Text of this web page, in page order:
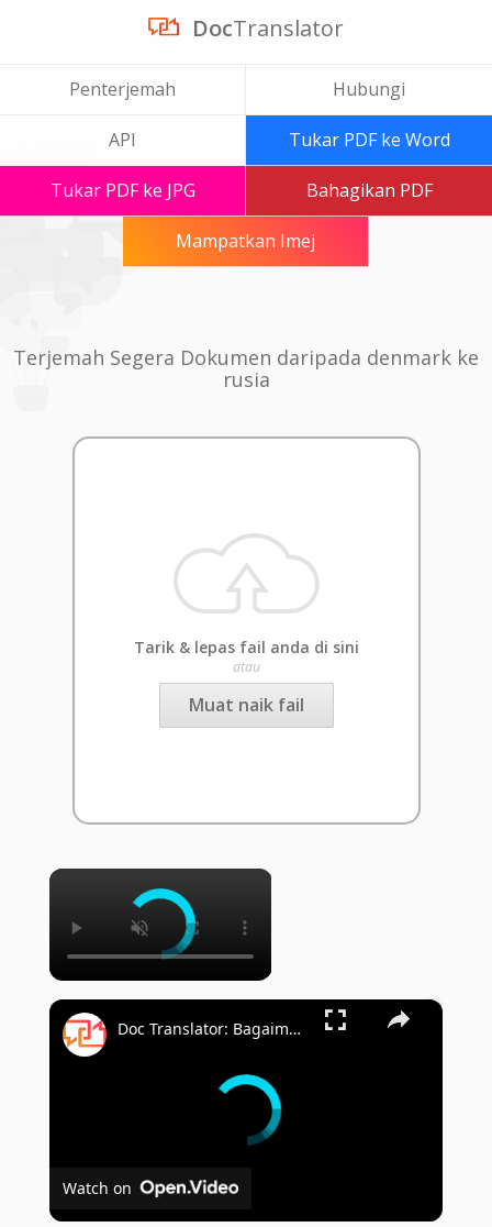
DocTranslator
Penterjemah Hubungi
API Tukar PDF ke Word
Tukar PDF ke JPG Bahagikan PDF
Mampatkan Imej
Terjemah Segera Dokumen daripada denmark ke
rusia
Tarik & lepas fail anda di sini
atau
Muat naik fail
×
×
Doc Translator: Bagaimana saya menggunakan penterjemah dokumen?
Watch on